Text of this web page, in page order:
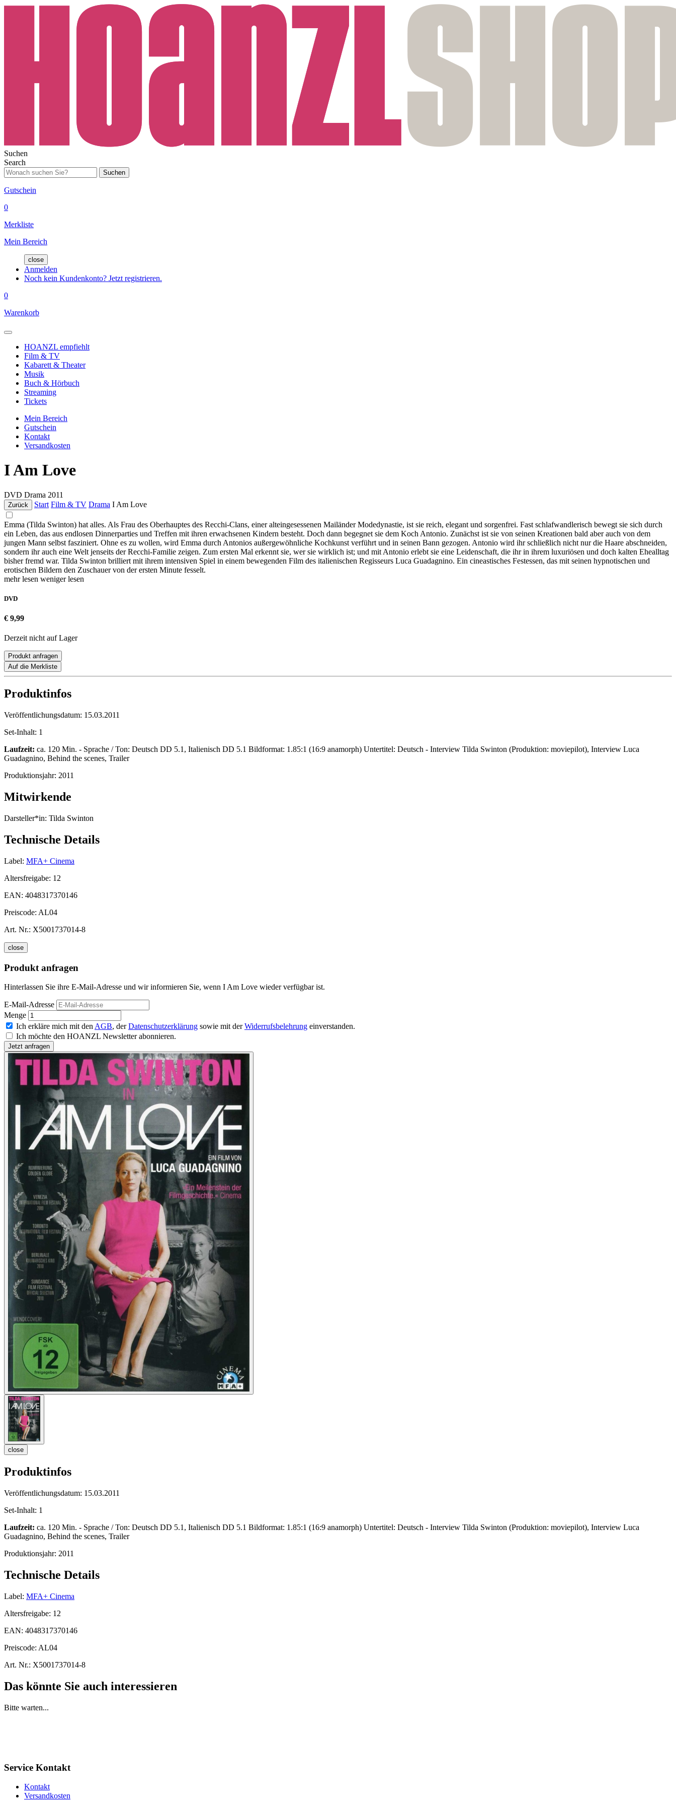
Suchen
Search
Suchen
Gutschein
0
Merkliste
Mein Bereich
close
Anmelden
Noch kein Kundenkonto? Jetzt registrieren.
0
Warenkorb
HOANZL empfiehlt
Film & TV
Kabarett & Theater
Musik
Buch & Hörbuch
Streaming
Tickets
Mein Bereich
Gutschein
Kontakt
Versandkosten
I Am Love
DVD Drama 2011
Zurück Start Film & TV Drama I Am Love
Emma (Tilda Swinton) hat alles. Als Frau des Oberhauptes des Recchi-Clans, einer alteingesessenen Mailänder Modedynastie, ist sie reich, elegant und sorgenfrei. Fast schlafwandlerisch bewegt sie sich durch
ein Leben, das aus endlosen Dinnerparties und Treffen mit ihren erwachsenen Kindern besteht. Doch dann begegnet sie dem Koch Antonio. Zunächst ist sie von seinen Kreationen bald aber auch von dem
jungen Mann selbst fasziniert. Ohne es zu wollen, wird Emma durch Antonios außergewöhnliche Kochkunst verführt und in seinen Bann gezogen. Antonio wird ihr schließlich nicht nur die Haare abschneiden,
sondern ihr auch eine Welt jenseits der Recchi-Familie zeigen. Zum ersten Mal erkennt sie, wer sie wirklich ist; und mit Antonio erlebt sie eine Leidenschaft, die ihr in ihrem luxuriösen und doch kalten Ehealltag
bisher fremd war. Tilda Swinton brilliert mit ihrem intensiven Spiel in einem bewegenden Film des italienischen Regisseurs Luca Guadagnino. Ein cineastisches Festessen, das mit seinen hypnotischen und
erotischen Bildern den Zuschauer von der ersten Minute fesselt.
mehr lesen weniger lesen
DVD
€ 9,99
Derzeit nicht auf Lager
Produkt anfragen
Auf die Merkliste
Produktinfos
Veröffentlichungsdatum: 15.03.2011
Set-Inhalt: 1
Laufzeit: ca. 120 Min. - Sprache / Ton: Deutsch DD 5.1, Italienisch DD 5.1 Bildformat: 1.85:1 (16:9 anamorph) Untertitel: Deutsch - Interview Tilda Swinton (Produktion: moviepilot), Interview Luca
Guadagnino, Behind the scenes, Trailer
Produktionsjahr: 2011
Mitwirkende
Darsteller*in: Tilda Swinton
Technische Details
Label: MFA+ Cinema
Altersfreigabe: 12
EAN: 4048317370146
Preiscode: AL04
Art. Nr.: X5001737014-8
close
Produkt anfragen
Hinterlassen Sie ihre E-Mail-Adresse und wir informieren Sie, wenn I Am Love wieder verfügbar ist.
E-Mail-Adresse
Menge
Ich erkläre mich mit den AGB, derDatenschutzerklärung sowie mit derWiderrufsbelehrung einverstanden.
Ich möchte den HOANZL Newsletter abonnieren.
close
Produktinfos
Veröffentlichungsdatum: 15.03.2011
Set-Inhalt: 1
Laufzeit: ca. 120 Min. - Sprache / Ton: Deutsch DD 5.1, Italienisch DD 5.1 Bildformat: 1.85:1 (16:9 anamorph) Untertitel: Deutsch - Interview Tilda Swinton (Produktion: moviepilot), Interview Luca
Guadagnino, Behind the scenes, Trailer
Produktionsjahr: 2011
Technische Details
Label: MFA+ Cinema
Altersfreigabe: 12
EAN: 4048317370146
Preiscode: AL04
Art. Nr.: X5001737014-8
Das könnte Sie auch interessieren
Bitte warten...
Service Kontakt
Kontakt
Versandkosten